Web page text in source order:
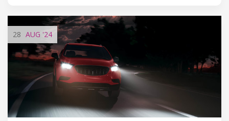
28 AUG '24